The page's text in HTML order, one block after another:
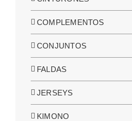
COMPLEMENTOS
CONJUNTOS
FALDAS
JERSEYS
KIMONO